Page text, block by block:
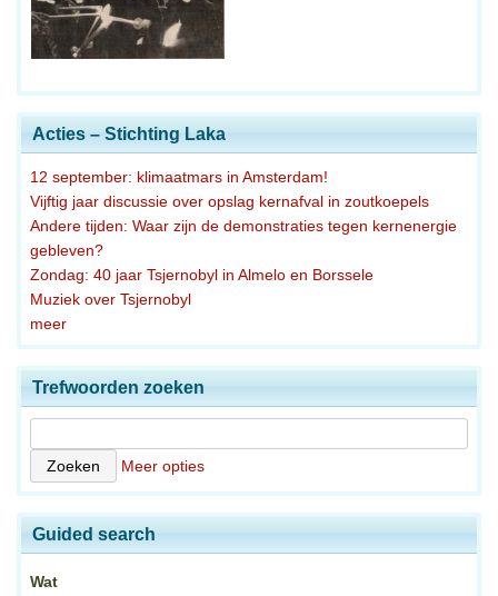
Acties – Stichting Laka
12 september: klimaatmars in Amsterdam!
Vijftig jaar discussie over opslag kernafval in zoutkoepels
Andere tijden: Waar zijn de demonstraties tegen kernenergie
gebleven?
Zondag: 40 jaar Tsjernobyl in Almelo en Borssele
Muziek over Tsjernobyl
meer
Trefwoorden zoeken
Meer opties
Guided search
Wat